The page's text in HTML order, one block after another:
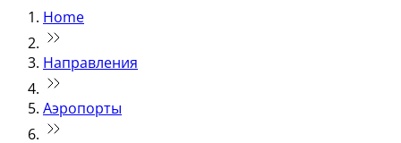
Home
Направления
Аэропорты